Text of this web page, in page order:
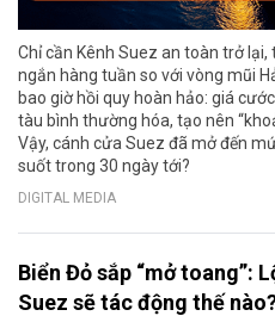
Chỉ cần Kênh Suez an toàn trở
ngắn hàng tuần so với vòng mũi
bao giờ hồi quy hoàn hảo: giá
tàu bình thường hóa, tạo nên
Vậy, cánh cửa Suez đã mở đến
suốt trong 30 ngày tới?
DIGITAL MEDIA
Biển Đỏ sắp “mở toang”:
Suez sẽ tác động thế